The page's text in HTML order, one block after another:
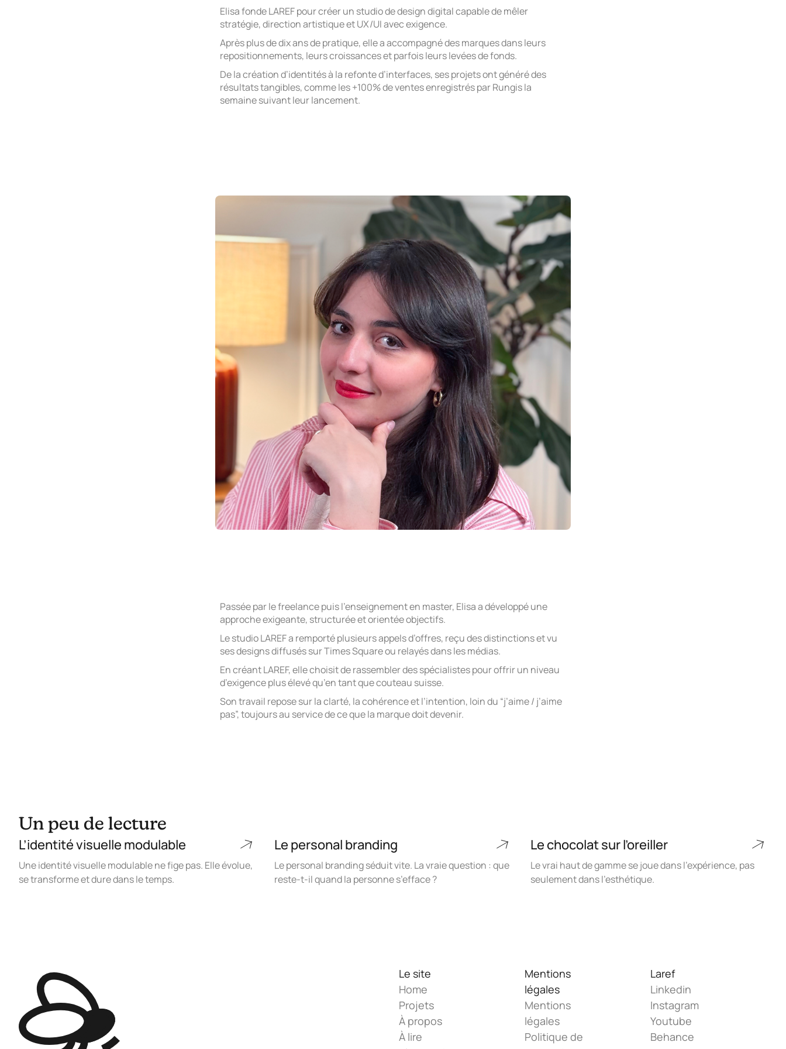
Elisa fonde LAREF pour créer un studio de design digital capable de mêler
stratégie, direction artistique et UX/UI avec exigence.
Après plus de dix ans de pratique, elle a accompagné des marques dans leurs
repositionnements, leurs croissances et parfois leurs levées de fonds.
De la création d’identités à la refonte d’interfaces, ses projets ont généré des
résultats tangibles, comme les +100% de ventes enregistrés par Rungis la
semaine suivant leur lancement.
Passée par le freelance puis l’enseignement en master, Elisa a développé une
approche exigeante, structurée et orientée objectifs.
Le studio LAREF a remporté plusieurs appels d’offres, reçu des distinctions et vu
ses designs diffusés sur Times Square ou relayés dans les médias.
En créant LAREF, elle choisit de rassembler des spécialistes pour offrir un niveau
d’exigence plus élevé qu’en tant que couteau suisse.
Son travail repose sur la clarté, la cohérence et l’intention, loin du “j’aime / j’aime
pas”, toujours au service de ce que la marque doit devenir.
Un peu de lecture
L’identité visuelle modulable
Une identité visuelle modulable ne fige pas. Elle évolue,
se transforme et dure dans le temps.
Le personal branding
Le personal branding séduit vite. La vraie question : que
reste-t-il quand la personne s’efface ?
Le chocolat sur l’oreiller
Le vrai haut de gamme se joue dans l’expérience, pas
seulement dans l’esthétique.
Le site
Home
Projets
À propos
À lire
Mentions
légales
Mentions
légales
Politique de
Laref
Linkedin
Instagram
Youtube
Behance